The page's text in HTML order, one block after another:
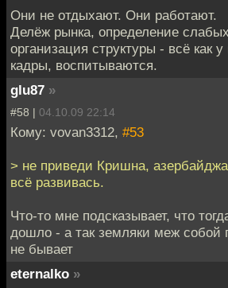
Они не отдыхают. Они работают.
Делёж рынка, определение
организация структуры - всё как
кадры, воспитываются.
glu87 »
#58 | 04.10.09 22:14
Кому: vovan3312, #53
> не приведи Кришна,
всё развивась.
Что-то мне подсказывает, что
дошло - а так земляки меж собой
не бывает
eternalko »